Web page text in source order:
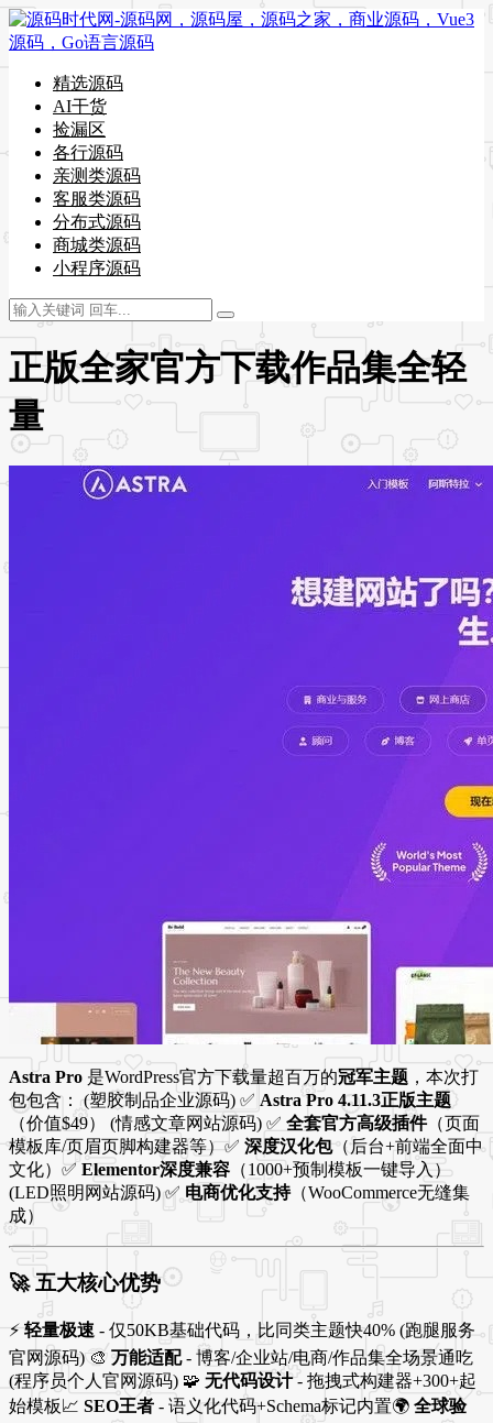
精选源码
AI干货
捡漏区
各行源码
亲测类源码
客服类源码
分布式源码
商城类源码
小程序源码
正版全家官方下载作品集全轻
量
Astra Pro 是WordPress官方下载量超百万的冠军主题 ，本次打
包包含： (塑胶制品企业源码) ✅ Astra Pro 4.11.3正版主题
（价值$49） (情感文章网站源码) ✅ 全套官方高级插件（页面
模板库/页眉页脚构建器等）✅ 深度汉化包（后台+前端全面中
文化）✅ Elementor深度兼容 （1000+预制模板一键导入）
(LED照明网站源码) ✅ 电商优化支持（WooCommerce无缝集
成）
🚀五大核心优势
⚡轻量极速 - 仅50KB基础代码，比同类主题快40% (跑腿服务
官网源码) 🎨万能适配- 博客/企业站/电商/作品集全场景通吃
(程序员个人官网源码) 🧩 无代码设计- 拖拽式构建器+300+起
始模板📈 SEO王者 - 语义化代码+Schema标记内置🌍 全球验